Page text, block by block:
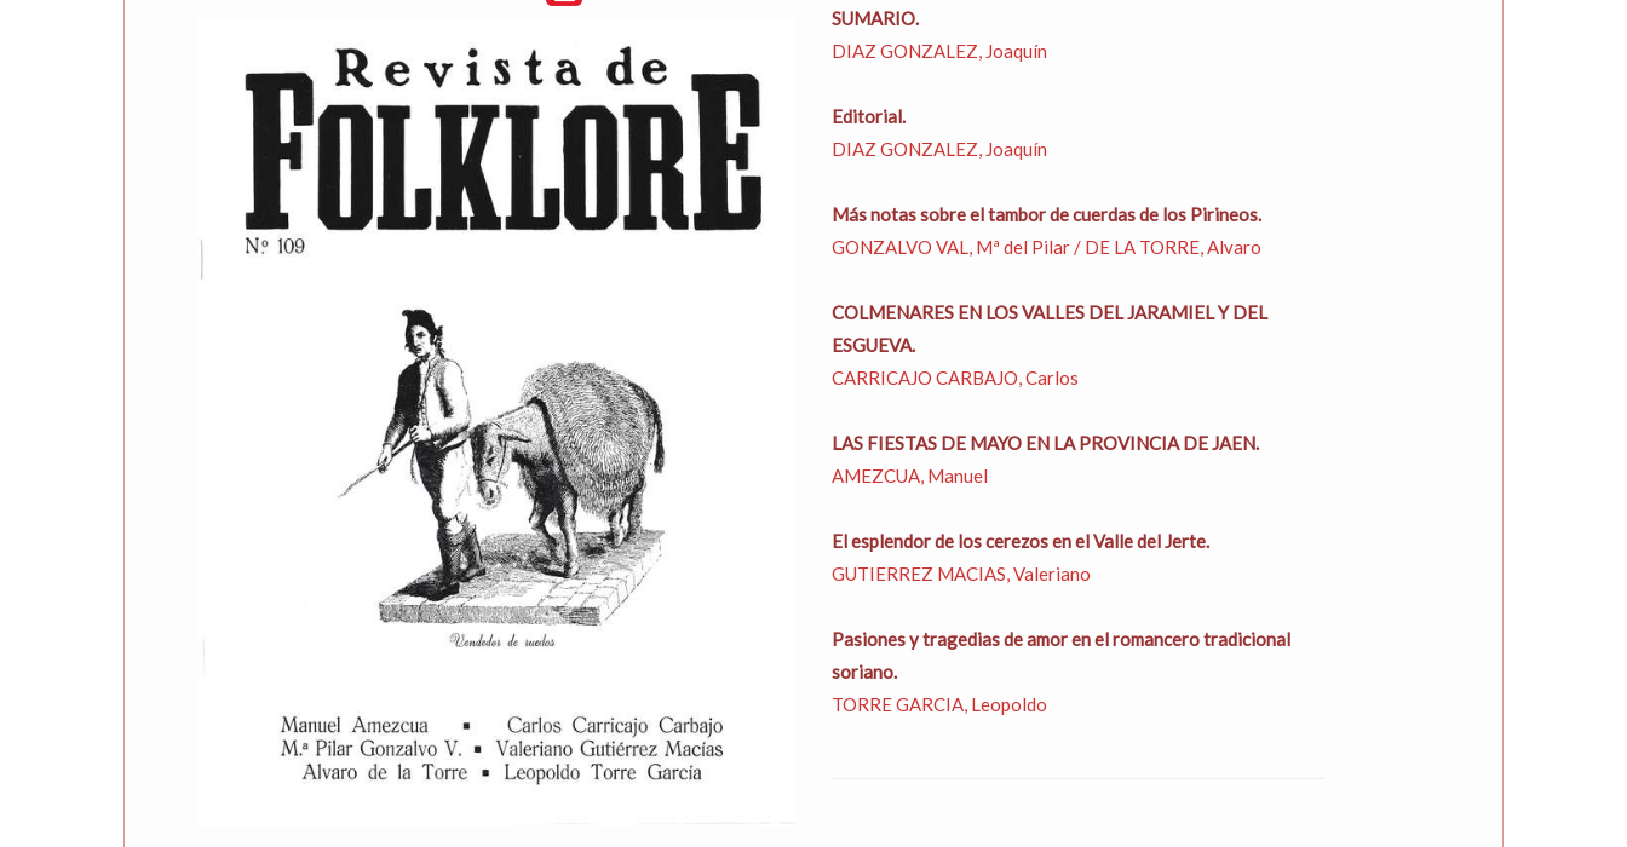
SUMARIO.
DIAZ GONZALEZ, Joaquín
Editorial.
DIAZ GONZALEZ, Joaquín
Más notas sobre el tambor de cuerdas de los Pirineos.
GONZALVO VAL, Mª del Pilar / DE LA TORRE, Alvaro
COLMENARES EN LOS VALLES DEL JARAMIEL Y DEL
ESGUEVA.
CARRICAJO CARBAJO, Carlos
LAS FIESTAS DE MAYO EN LA PROVINCIA DE JAEN.
AMEZCUA, Manuel
El esplendor de los cerezos en el Valle del Jerte.
GUTIERREZ MACIAS, Valeriano
Pasiones y tragedias de amor en el romancero tradicional
soriano.
TORRE GARCIA, Leopoldo